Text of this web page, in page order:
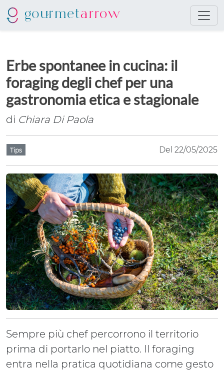
Erbe spontanee in cucina: il
foraging degli chef per una
gastronomia etica e stagionale
di Chiara Di Paola
Tips Del 22/05/2025
Sempre più chef percorrono il territorio
prima di portarlo nel piatto. Il foraging
entra nella pratica quotidiana come gesto